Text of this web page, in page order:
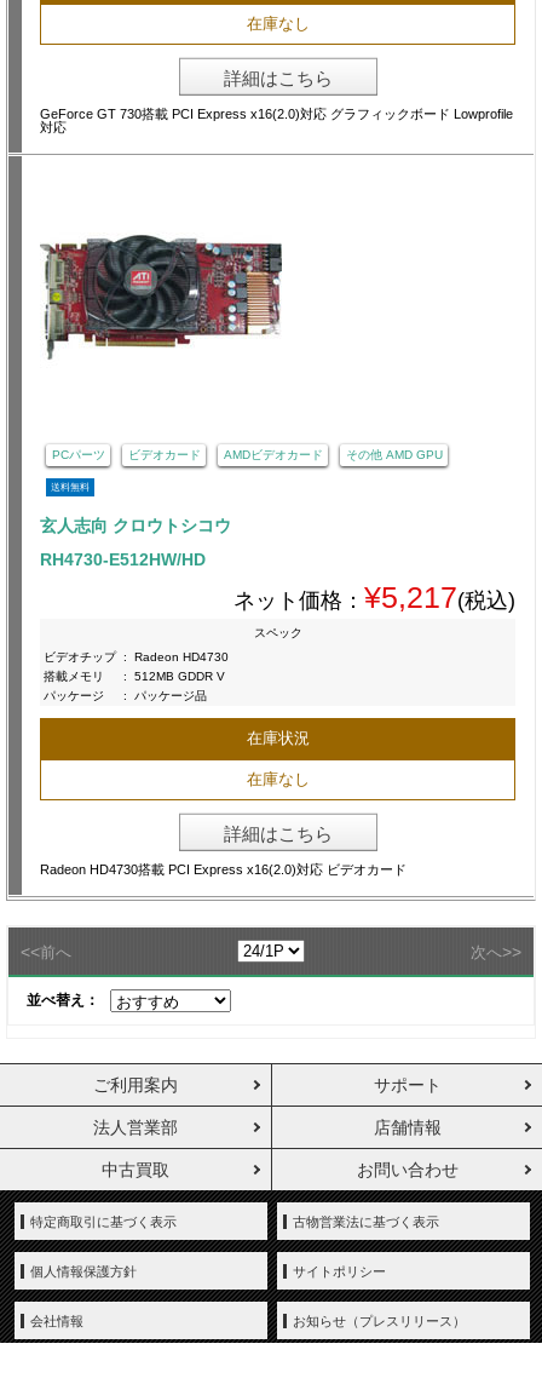
在庫なし
詳細はこちら
GeForce GT 730搭載 PCI Express x16(2.0)対応 グラフィックボード Lowprofile
対応
PCパーツ ビデオカード AMDビデオカード その他 AMD GPU
送料無料
玄人志向 クロウトシコウ
RH4730-E512HW/HD
ネット価格： ¥5,217(税込)
スペック
ビデオチップ :
Radeon HD4730
搭載メモリ
:
512MB GDDR V
パッケージ
: パッケージ品
在庫状況
在庫なし
詳細はこちら
Radeon HD4730搭載 PCI Express x16(2.0)対応 ビデオカード
<<前へ 次へ>>
並べ替え：
ご利用案内 サポート
法人営業部 店舗情報
中古買取 お問い合わせ
特定商取引に基づく表示 古物営業法に基づく表示
個人情報保護方針 サイトポリシー
会社情報 お知らせ（プレスリリース）